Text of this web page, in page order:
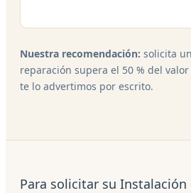
Nuestra recomendación: solicita
reparación supera el 50 % del
te lo advertimos por escrito.
Para solicitar su Instalación